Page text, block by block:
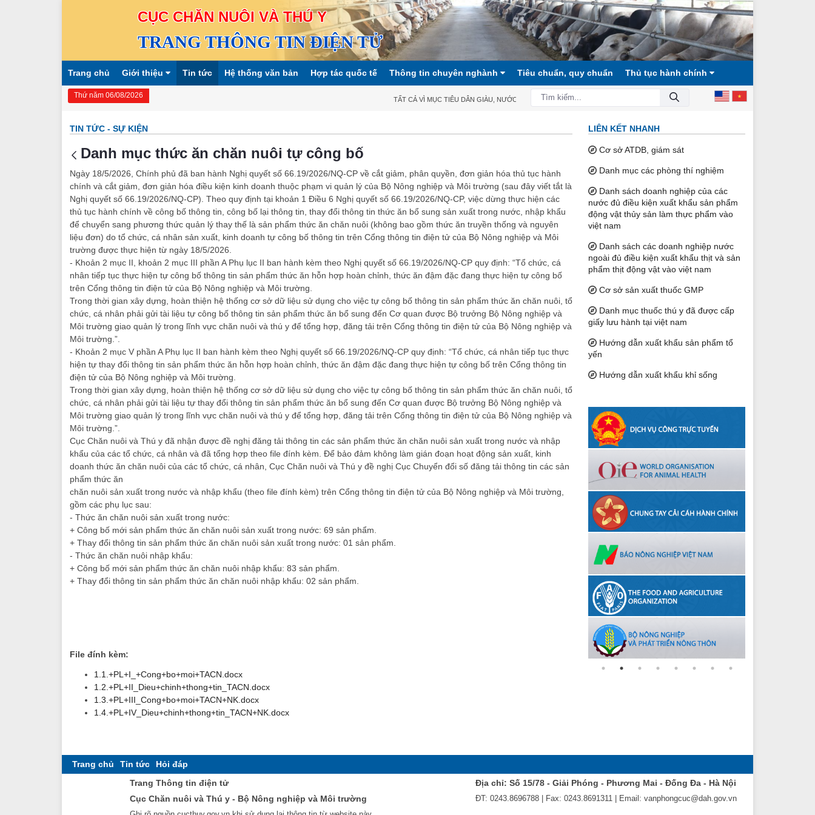
CỤC CHĂN NUÔI VÀ THÚ Y
TRANG THÔNG TIN ĐIỆN TỬ
Trang chủ Giới thiệu Tin tức Hệ thống văn bản Hợp tác quốc tế Thông tin chuyên nghành Tiêu chuẩn, quy chuẩn Thủ tục hành chính
Thứ năm 06/08/2026 TẤT CẢ VÌ MỤC TIÊU DÂN GIÀU, NƯỚC MẠNH, XÃ HỘI CÔNG BẰNG, DÂN CHỦ, VĂN MINH!
TIN TỨC - SỰ KIỆN
Danh mục thức ăn chăn nuôi tự công bố
Ngày 18/5/2026, Chính phủ đã ban hành Nghị quyết số 66.19/2026/NQ-CP về cắt giảm, phân quyền, đơn giản hóa thủ tục hành
chính và cắt giảm, đơn giản hóa điều kiện kinh doanh thuộc phạm vi quản lý của Bộ Nông nghiệp và Môi trường (sau đây viết tắt là
Nghị quyết số 66.19/2026/NQ-CP). Theo quy định tại khoản 1 Điều 6 Nghị quyết số 66.19/2026/NQ-CP, việc dừng thực hiện các
thủ tục hành chính về công bố thông tin, công bố lại thông tin, thay đổi thông tin thức ăn bổ sung sản xuất trong nước, nhập khẩu
để chuyển sang phương thức quản lý thay thế là sản phẩm thức ăn chăn nuôi (không bao gồm thức ăn truyền thống và nguyên
liệu đơn) do tổ chức, cá nhân sản xuất, kinh doanh tự công bố thông tin trên Cổng thông tin điện tử của Bộ Nông nghiệp và Môi
trường được thực hiện từ ngày 18/5/2026.
- Khoản 2 mục II, khoản 2 mục III phần A Phụ lục II ban hành kèm theo Nghị quyết số 66.19/2026/NQ-CP quy định: “Tổ chức, cá
nhân tiếp tục thực hiện tự công bố thông tin sản phẩm thức ăn hỗn hợp hoàn chỉnh, thức ăn đậm đặc đang thực hiện tự công bố
trên Cổng thông tin điện tử của Bộ Nông nghiệp và Môi trường.
Trong thời gian xây dựng, hoàn thiện hệ thống cơ sở dữ liệu sử dụng cho việc tự công bố thông tin sản phẩm thức ăn chăn nuôi, tổ
chức, cá nhân phải gửi tài liệu tự công bố thông tin sản phẩm thức ăn bổ sung đến Cơ quan được Bộ trưởng Bộ Nông nghiệp và
Môi trường giao quản lý trong lĩnh vực chăn nuôi và thú y để tổng hợp, đăng tải trên Cổng thông tin điện tử của Bộ Nông nghiệp và
Môi trường.”.
- Khoản 2 mục V phần A Phụ lục II ban hành kèm theo Nghị quyết số 66.19/2026/NQ-CP quy định: “Tổ chức, cá nhân tiếp tục thực
hiện tự thay đổi thông tin sản phẩm thức ăn hỗn hợp hoàn chỉnh, thức ăn đậm đặc đang thực hiện tự công bố trên Cổng thông tin
điện tử của Bộ Nông nghiệp và Môi trường.
Trong thời gian xây dựng, hoàn thiện hệ thống cơ sở dữ liệu sử dụng cho việc tự công bố thông tin sản phẩm thức ăn chăn nuôi, tổ
chức, cá nhân phải gửi tài liệu tự thay đổi thông tin sản phẩm thức ăn bổ sung đến Cơ quan được Bộ trưởng Bộ Nông nghiệp và
Môi trường giao quản lý trong lĩnh vực chăn nuôi và thú y để tổng hợp, đăng tải trên Cổng thông tin điện tử của Bộ Nông nghiệp và
Môi trường.”.
Cục Chăn nuôi và Thú y đã nhận được đề nghị đăng tải thông tin các sản phẩm thức ăn chăn nuôi sản xuất trong nước và nhập
khẩu của các tổ chức, cá nhân và đã tổng hợp theo file đính kèm. Để bảo đảm không làm gián đoạn hoạt động sản xuất, kinh
doanh thức ăn chăn nuôi của các tổ chức, cá nhân, Cục Chăn nuôi và Thú y đề nghị Cục Chuyển đổi số đăng tải thông tin các sản
phẩm thức ăn
chăn nuôi sản xuất trong nước và nhập khẩu (theo file đính kèm) trên Cổng thông tin điện tử của Bộ Nông nghiệp và Môi trường,
gồm các phụ lục sau:
- Thức ăn chăn nuôi sản xuất trong nước:
+ Công bố mới sản phẩm thức ăn chăn nuôi sản xuất trong nước: 69 sản phẩm.
+ Thay đổi thông tin sản phẩm thức ăn chăn nuôi sản xuất trong nước: 01 sản phẩm.
- Thức ăn chăn nuôi nhập khẩu:
+ Công bố mới sản phẩm thức ăn chăn nuôi nhập khẩu: 83 sản phẩm.
+ Thay đổi thông tin sản phẩm thức ăn chăn nuôi nhập khẩu: 02 sản phẩm.
File đính kèm:
1.1.+PL+I_+Cong+bo+moi+TACN.docx
1.2.+PL+II_Dieu+chinh+thong+tin_TACN.docx
1.3.+PL+III_Cong+bo+moi+TACN+NK.docx
1.4.+PL+IV_Dieu+chinh+thong+tin_TACN+NK.docx
LIÊN KẾT NHANH
Cơ sở ATDB, giám sát
Danh mục các phòng thí nghiệm
Danh sách doanh nghiệp của các
nước đủ điều kiện xuất khẩu sản phẩm
động vật thủy sản làm thực phẩm vào
việt nam
Danh sách các doanh nghiệp nước
ngoài đủ điều kiện xuất khẩu thịt và sản
phẩm thịt động vật vào việt nam
Cơ sở sản xuất thuốc GMP
Danh mục thuốc thú y đã được cấp
giấy lưu hành tại việt nam
Hướng dẫn xuất khẩu sản phẩm tổ
yến
Hướng dẫn xuất khẩu khỉ sống
Trang chủ Tin tức
Hỏi đáp
Trang Thông tin điện tử
Cục Chăn nuôi và Thú y - Bộ Nông nghiệp và Môi trường
Địa chỉ: Số 15/78 - Giải Phóng - Phương Mai - Đống Đa - Hà Nội
ĐT: 0243.8696788 | Fax: 0243.8691311 | Email: vanphongcuc@dah.gov.vn